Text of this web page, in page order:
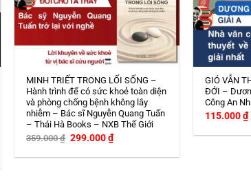
MINH TRIẾT TRONG LỐI SỐNG –
Hành trình để có sức khoẻ toàn diện
và phòng chống bệnh không lây
nhiễm – Bác sĩ Nguyễn Quang Tuấn
– Thái Hà Books – NXB Thế Giới
359.000₫ Giá
là:
299.000₫Giá
hiện
tại
GIÓ VẪN
ĐỚI –
Công An
115.000₫